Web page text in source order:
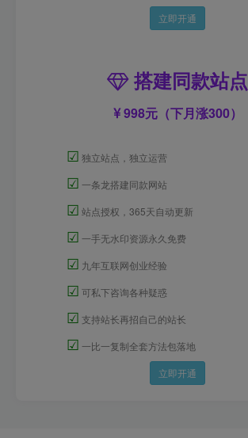
立即开通
搭建同款站点
998元（下月涨300）
☑ 独立站点，独立运营
☑ 一条龙搭建同款网站
☑ 站点授权，365天自动更新
☑ 一手无水印资源永久免费
☑ 九年互联网创业经验
☑ 可私下咨询各种疑惑
☑ 支持站长再招自己的站长
☑ 一比一复制全套方法包落地
立即开通